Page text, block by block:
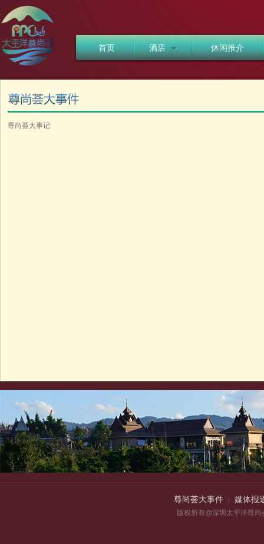
首页 酒店 休闲推介
尊尚荟大事记
尊尚荟大事件 媒体报
版权所有@深圳太平洋尊